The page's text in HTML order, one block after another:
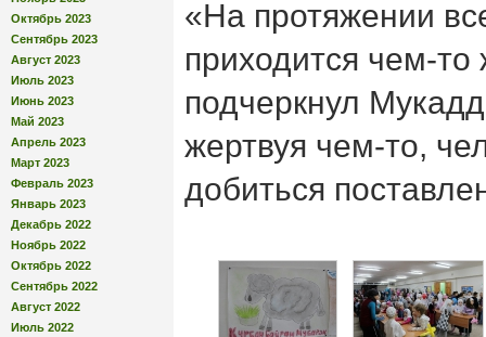
Октябрь 2023
Сентябрь 2023
Август 2023
Июль 2023
Июнь 2023
Май 2023
Апрель 2023
Март 2023
Февраль 2023
Январь 2023
Декабрь 2022
Ноябрь 2022
Октябрь 2022
Сентябрь 2022
Август 2022
Июль 2022
«На протяжении
приходится чем-
подчеркнул
жертвуя чем-то,
добиться